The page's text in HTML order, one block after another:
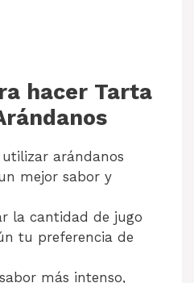
hacer Tarta
arándanos
mejor sabor y
la cantidad de jugo
tu preferencia de
más intenso,